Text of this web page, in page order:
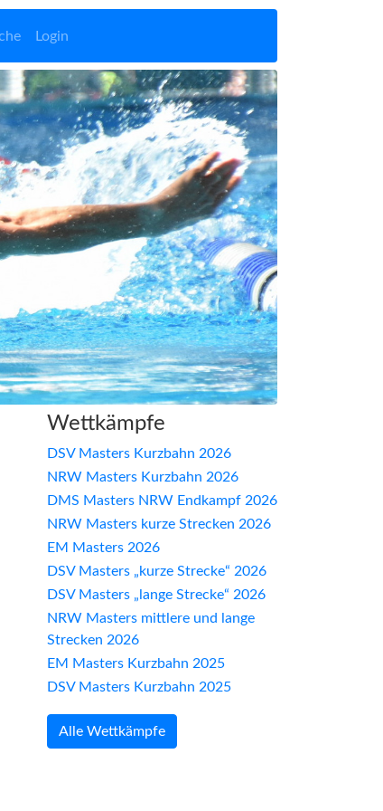
Login
Vor
Wettkämpfe
DSV Masters Kurzbahn 2026
NRW Masters Kurzbahn 2026
DMS Masters NRW Endkampf 2026
NRW Masters kurze Strecken 2026
EM Masters 2026
DSV Masters „kurze Strecke“ 2026
DSV Masters „lange Strecke“ 2026
NRW Masters mittlere und lange
Strecken 2026
EM Masters Kurzbahn 2025
DSV Masters Kurzbahn 2025
Alle Wettkämpfe